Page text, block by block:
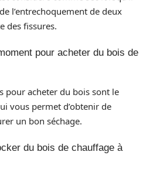
l’entrechoquement de deux
des fissures.
pour acheter du bois de
pour acheter du bois sont le
vous permet d’obtenir de
un bon séchage.
du bois de chauffage à